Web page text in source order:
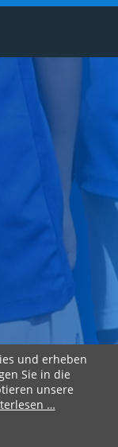
und erheben
Sie in die
unsere
…